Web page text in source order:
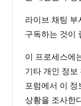
라이브 채팅
구독하는 것이
이 프로세스에
기타 개인 정보
포럼에서 이
상황을 조사한